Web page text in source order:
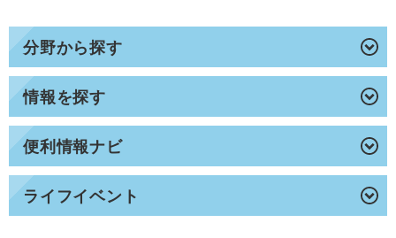
分野から探す
情報を探す
便利情報ナビ
ライフイベント